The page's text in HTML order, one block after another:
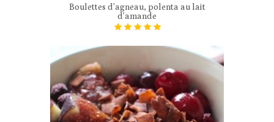
Boulettes d’agneau, polenta au lait
d’amande